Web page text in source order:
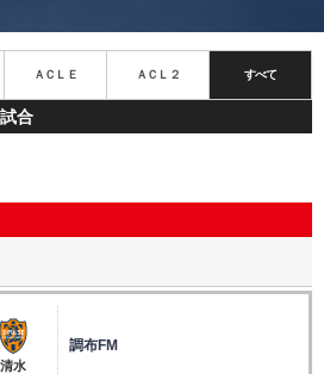
ＡＣＬＥ ＡＣＬ２ すべて
合
清水
調布FM